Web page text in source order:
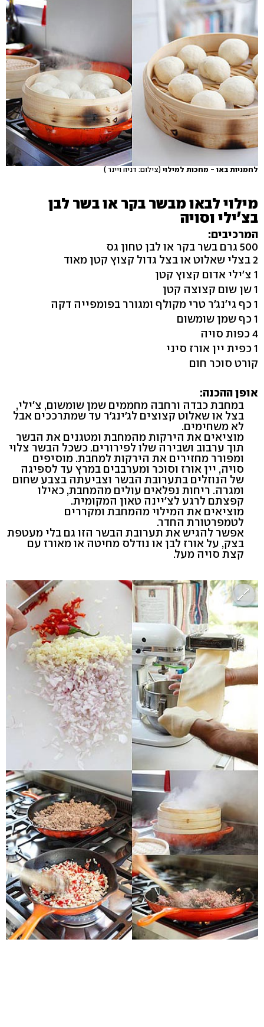
לחמניות באו - מחכות למילוי (צילום: דניה ויינר )
מילוי לבאו מבשר בקר או בשר לבן
בצ'ילי וסויה
המרכיבים:
500 גרם בשר בקר או לבן טחון גס
2 בצלי שאלוט או בצל גדול קצוץ קטן מאוד
1 צ'ילי אדום קצוץ קטן
1 שן שום קצוצה קטן
1 כף גי'נג'ר טרי מקולף ומגורר בפומפייה דקה
1 כף שמן שומשום
4 כפות סויה
1 כפית יין אורז סיני
קורט סוכר חום
אופן ההכנה:
במחבת כבדה ורחבה מחממים שמן שומשום, צ'ילי,
בצל או שאלוט קצוצים לג'ינג'ר עד שמתרככים אבל
לא משחימים.
מוציאים את הירקות מהמחבת ומטגנים את הבשר
תוך ערבוב ושבירה שלו לפירורים. כשכל הבשר צלוי
ומפורר מחזירים את הירקות למחבת. מוסיפים
סויה, יין אורז וסוכר ומערבבים במרץ עד לספיגה
של הנוזלים בתערובת הבשר וצביעתה בצבע שחום
ומגרה. ריחות נפלאים עולים מהמחבת, כאילו
קפצתם לרגע לצ'יינה טאון המקומית.
מוציאים את המילוי מהמחבת ומקררים
לטמפרטורת החדר.
אפשר להגיש את תערובת הבשר הזו גם בלי מעטפת
בצק, על אורז לבן או נודלס מחיטה או מאורז עם
קצת סויה מעל.